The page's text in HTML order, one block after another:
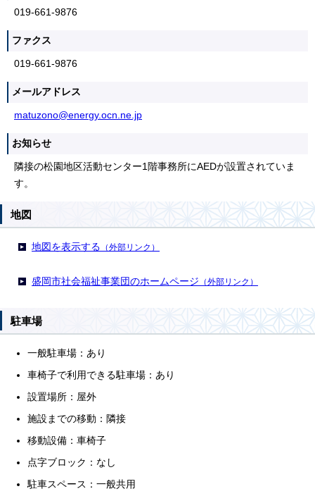
019-661-9876
ファクス
019-661-9876
メールアドレス
matuzono@energy.ocn.ne.jp
お知らせ
隣接の松園地区活動センター1階事務所にAEDが設置されていま
す。
地図
地図を表示する （外部リンク）
盛岡市社会福祉事業団のホームページ （外部リンク）
駐車場
一般駐車場：あり
車椅子で利用できる駐車場：あり
設置場所：屋外
施設までの移動：隣接
移動設備：車椅子
点字ブロック：なし
駐車スペース：一般共用